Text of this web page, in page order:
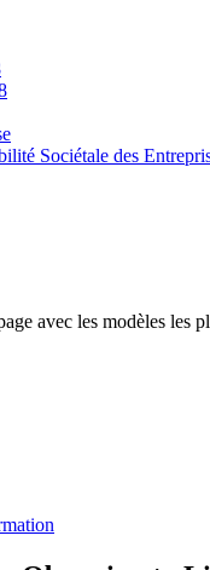
Sociétale des
avec les modèles les